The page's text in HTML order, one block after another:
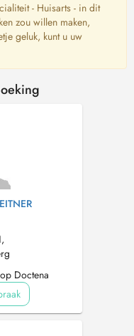
- Huisarts - in dit
zou willen maken,
geluk, kunt u uw
Doctena